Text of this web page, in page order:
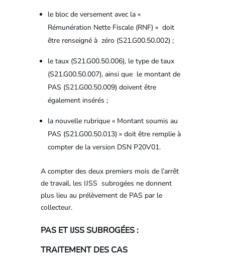
le bloc de versement avec la «
Rémunération Nette Fiscale (RNF) » doit
être renseigné à zéro (S21.G00.50.002) ;
le taux (S21.G00.50.006), le type de taux
(S21.G00.50.007), ainsi que le montant de
PAS (S21.G00.50.009) doivent être
également insérés ;
la nouvelle rubrique « Montant soumis au
PAS (S21.G00.50.013) » doit être remplie à
compter de la version DSN P20V01.
A compter des deux premiers mois de l’arrêt
de travail, les IJSS subrogées ne donnent
plus lieu au prélèvement de PAS par le
collecteur.
PAS ET IJSS SUBROGÉES :
TRAITEMENT DES CAS